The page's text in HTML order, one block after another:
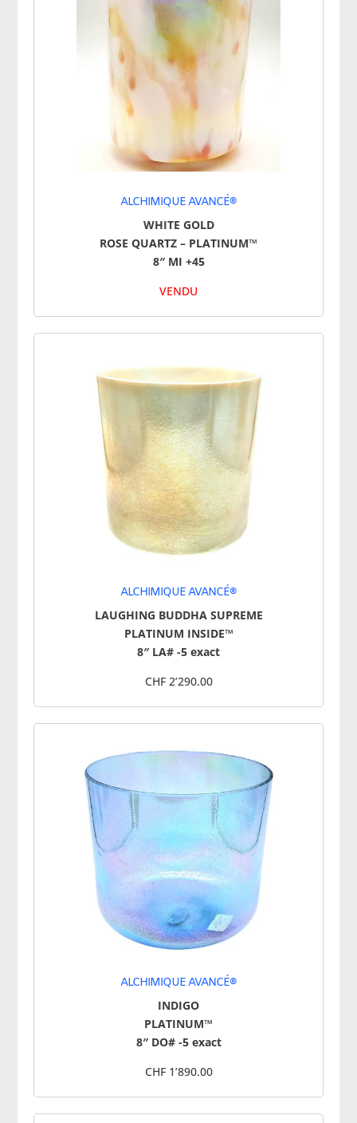
ALCHIMIQUE AVANCÉ®
WHITE GOLD
ROSE QUARTZ – PLATINUM™
8″ MI +45
VENDU
ALCHIMIQUE AVANCÉ®
LAUGHING BUDDHA SUPREME
PLATINUM INSIDE™
8″ LA# -5 exact
CHF 2’290.00
ALCHIMIQUE AVANCÉ®
INDIGO
PLATINUM™
8″ DO# -5 exact
CHF 1’890.00